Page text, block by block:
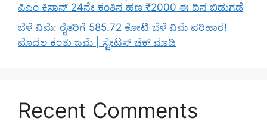
ಪಿಎಂ ಕಿಸಾನ್ 24ನೇ ಕಂತಿನ ಹಣ ₹2000 ಈ ದಿನ ಬಿಡುಗಡೆ
ಬೆಳೆ ವಿಮೆ: ರೈತರಿಗೆ 585.72 ಕೋಟಿ ಬೆಳೆ ವಿಮೆ ಪರಿಹಾರ!
ಮೊದಲ ಕಂತು ಜಮೆ | ಸ್ಟೇಟಸ್ ಚೆಕ್ ಮಾಡಿ
Recent Comments